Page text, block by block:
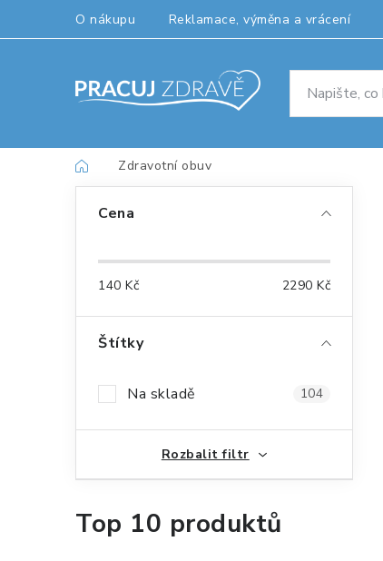
O nákupu Reklamace, výměna a vrácení
DomůZdravotní obuv
t
n
í
p
Cena
140 Kč 2290 Kč
Štítky
Na skladě 104
Rozbalit filtr
Top 10 produktů